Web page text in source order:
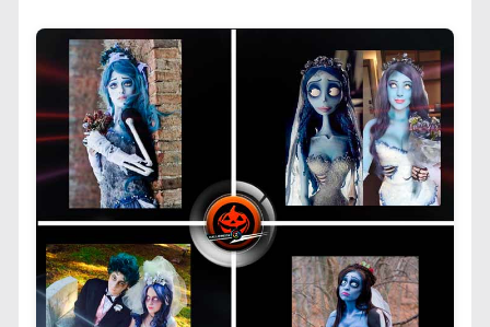
Instagram y TikTok.
Hoy, jóvenes de todo el mundo buscan recrear
con asombrosa fidelidad a sus personajes
favoritos, transformando Halloween en una
celebración del arte del disfraz. Desde Tokio hasta
Nueva York, el Cosplay ha redefinido la manera de
celebrar esta festividad, combinando creatividad,
artesanía y pasión por la cultura pop.
rápidamente se viralizaron gracias a su uso en
eventos deportivos y festivales de música.
Los llamados “Morphsuits” deben su popularidad
a varios factores clave: Su diseño innovador de
una sola pieza, La capacidad de personalización
total, El efecto sorprendente que generan y su
versatilidad para diferentes celebraciones.
Originalmente concebidos como una idea